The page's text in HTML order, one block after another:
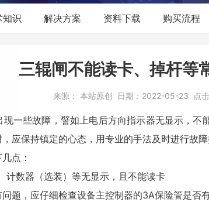
知识 解决方案 资料下载 购买流程
三辊闸不能读卡、掉杆等
来源： 本站原创 日期： 2022-05-23 点
一些故障，譬如上电后方向指示器无显示，不
应保持镇定的心态，用专业的手法及时进行故障
点：
计数器（选装）等无显示，且不能读卡
题，应仔细检查设备主控制器的3A保险管是否